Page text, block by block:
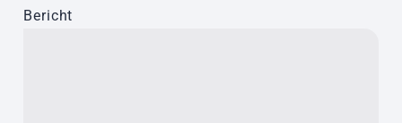
Bericht